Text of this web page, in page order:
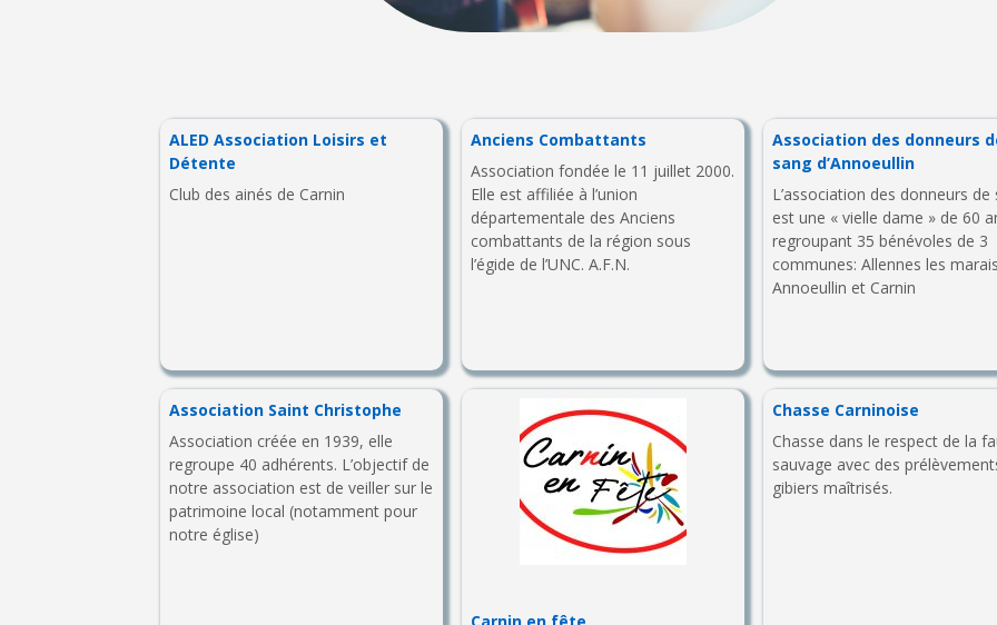
ALED Association Loisirs et
Détente
Club des ainés de Carnin
Anciens Combattants
Association fondée le 11 juillet 2000.
Elle est affiliée à l’union
départementale des Anciens
combattants de la région sous
l’égide de l’UNC. A.F.N.
Association des donneurs
sang d’Annoeullin
L’association des donneurs de
est une « vielle dame » de 60
regroupant 35 bénévoles de 3
communes: Allennes les
Annoeullin et Carnin
Association Saint Christophe
Association créée en 1939, elle
regroupe 40 adhérents. L’objectif de
notre association est de veiller sur le
patrimoine local (notamment pour
notre église)
Chasse Carninoise
Chasse dans le respect de la
sauvage avec des
gibiers maîtrisés.